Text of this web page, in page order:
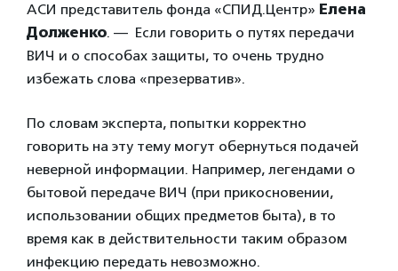
АСИ представитель фонда «СПИД.Центр» Елена
Долженко. — Если говорить о путях передачи
ВИЧ и о способах защиты, то очень трудно
избежать слова «презерватив».
По словам эксперта, попытки корректно
говорить на эту тему могут обернуться подачей
неверной информации. Например, легендами о
бытовой передаче ВИЧ (при прикосновении,
использовании общих предметов быта), в то
время как в действительности таким образом
инфекцию передать невозможно.